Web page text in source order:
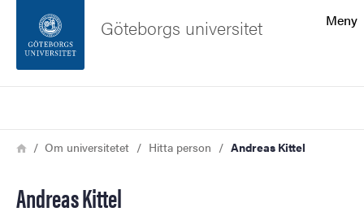
Sidfoten
Meny
Göteborgs universitet
Länkstig
HemOm universitetet Hitta person Andreas Kittel
Andreas Kittel